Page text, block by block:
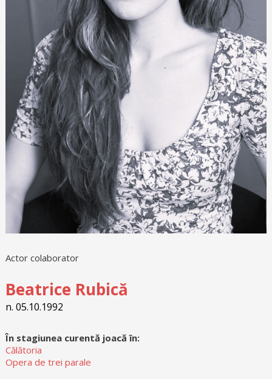
Actor colaborator
Beatrice Rubică
n. 05.10.1992
În stagiunea curentă joacă în:
Călătoria
Opera de trei parale